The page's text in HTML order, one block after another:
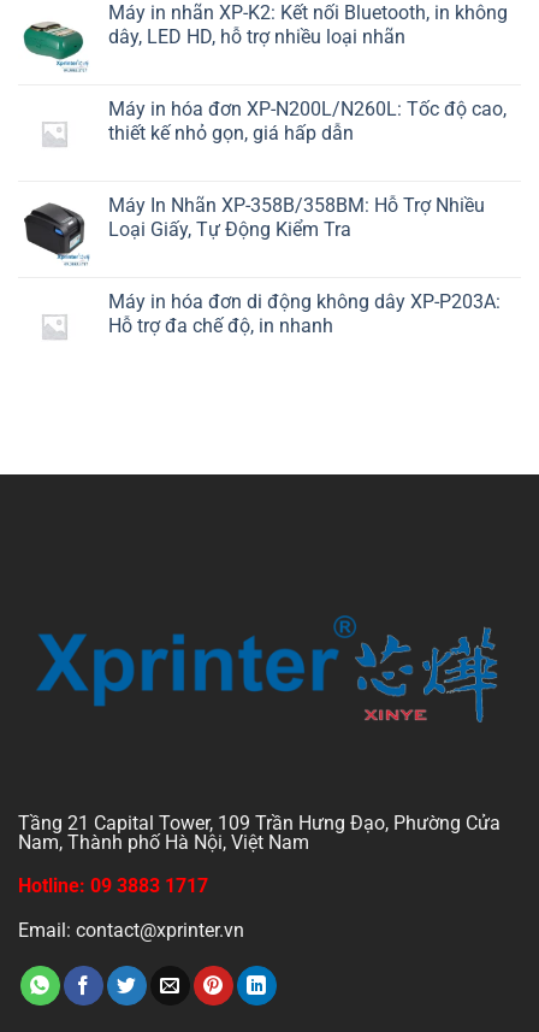
Máy in nhãn XP-K2: Kết nối Bluetooth, in không
dây, LED HD, hỗ trợ nhiều loại nhãn
Máy in hóa đơn XP-N200L/N260L: Tốc độ cao,
thiết kế nhỏ gọn, giá hấp dẫn
Máy In Nhãn XP-358B/358BM: Hỗ Trợ Nhiều
Loại Giấy, Tự Động Kiểm Tra
Máy in hóa đơn di động không dây XP-P203A:
Hỗ trợ đa chế độ, in nhanh
Tầng 21 Capital Tower, 109 Trần Hưng Đạo, Phường Cửa
Nam, Thành phố Hà Nội, Việt Nam
Hotline: 09 3883 1717
Email: contact@xprinter.vn